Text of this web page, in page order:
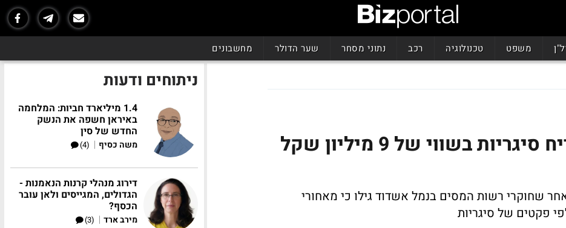
משפט טכנולוגיה רכב נתוני מסחר שער הדולר מחשבונים
פלשתינאים ניסו להבריח סיגריות בשווי של 9 מיליון שקל
שחוקרי רשות המסים בנמל אשדוד גילו כי מאחורי
פקטים של סיגריות
ניתוחים ודעות
1.4 מיליארד חביות: המלחמה
באיראן חשפה את הנשק
החדש של סין
משה כסיף |
(4)
דירוג מנהלי קרנות הנאמנות -
הגדולים, המגייסים ולאן עובר
הכסף?
מירב ארד |
(3)